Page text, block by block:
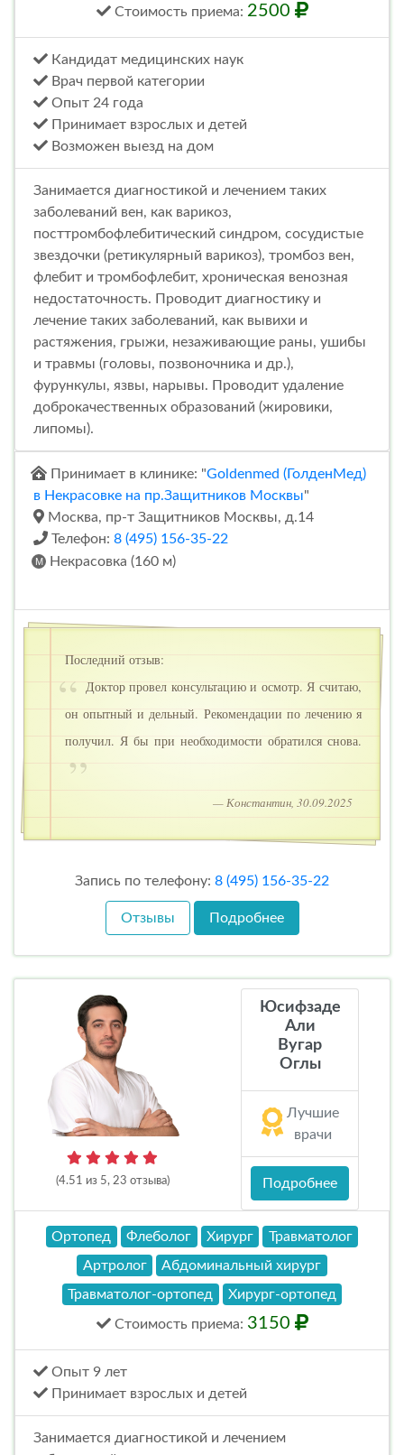
Стоимость приема: 2500
Кандидат медицинских наук
Врач первой категории
Опыт 24 года
Принимает взрослых и детей
Возможен выезд на дом
Занимается диагностикой и лечением таких
заболеваний вен, как варикоз,
посттромбофлебитический синдром, сосудистые
звездочки (ретикулярный варикоз), тромбоз вен,
флебит и тромбофлебит, хроническая венозная
недостаточность. Проводит диагностику и
лечение таких заболеваний, как вывихи и
растяжения, грыжи, незаживающие раны, ушибы
и травмы (головы, позвоночника и др.),
фурункулы, язвы, нарывы. Проводит удаление
доброкачественных образований (жировики,
липомы).
Принимает в клинике: "Goldenmed (ГолденМед)
в Некрасовке на пр.Защитников Москвы"
Москва, пр-т Защитников Москвы, д.14
Телефон: 8 (495) 156-35-22
Некрасовка (160 м)
Последний отзыв:
Доктор провел консультацию и осмотр. Я считаю,
он опытный и дельный. Рекомендации по лечению я
получил. Я бы при необходимости обратился снова.
— Константин, 30.09.2025
Запись по телефону: 8 (495) 156-35-22
Отзывы Подробнее
(4.51 из 5, 23 отзыва)
Юсифзаде
Али
Вугар
Оглы
Лучшие
врачи
Подробнее
Ортопед Флеболог Хирург
Травматолог
Артролог
Абдоминальный хирург
Травматолог-ортопед
Хирург-ортопед
Стоимость приема: 3150
Опыт 9 лет
Принимает взрослых и детей
Занимается диагностикой и лечением